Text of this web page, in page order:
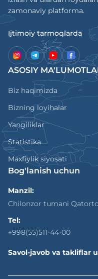
zamonaviy platforma.
Ijtimoiy tarmoqlarda
ASOSIY
Biz haqimizda
Bizning loyihalar
Yangiliklar
Statistika
Maxfiylik siyosati
Bog'lanish uchun
Manzil:
Chilonzor tumani
Tel:
+998(55)511-44-00
Savol-javob va takliflar